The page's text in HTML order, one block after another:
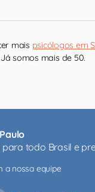
mais psicólogos em
Já somos mais de 50.
todo Brasil e
a nossa equipe